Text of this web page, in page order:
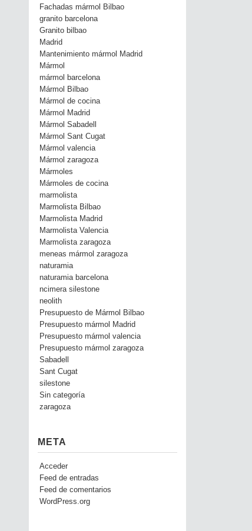
Fachadas mármol Bilbao
granito barcelona
Granito bilbao
Madrid
Mantenimiento mármol Madrid
Mármol
mármol barcelona
Mármol Bilbao
Mármol de cocina
Mármol Madrid
Mármol Sabadell
Mármol Sant Cugat
Mármol valencia
Mármol zaragoza
Mármoles
Mármoles de cocina
marmolista
Marmolista Bilbao
Marmolista Madrid
Marmolista Valencia
Marmolista zaragoza
meneas mármol zaragoza
naturamia
naturamia barcelona
ncimera silestone
neolith
Presupuesto de Mármol Bilbao
Presupuesto mármol Madrid
Presupuesto mármol valencia
Presupuesto mármol zaragoza
Sabadell
Sant Cugat
silestone
Sin categoría
zaragoza
META
Acceder
Feed de entradas
Feed de comentarios
WordPress.org